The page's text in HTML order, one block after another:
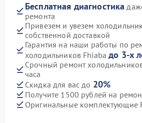
Бесплатная диагностика
ремонта
Привезем и увезем
собственной доставкой
Гарантия на наши работы по
холодильников Fhiabaдо 3-х
Срочный ремонт
часа
Скидка для вас до 20%
Получите 1500 рублей на
Оригинальные комплектующие